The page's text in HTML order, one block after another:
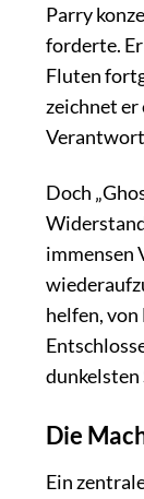
Parry
forderte.
Fluten
zeichnet er
Doch
immensen
helfen,
dunkelsten
Die
Ein